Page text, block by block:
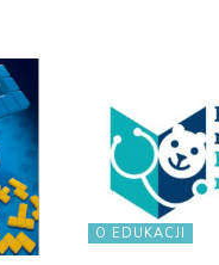
O EDUKACJI